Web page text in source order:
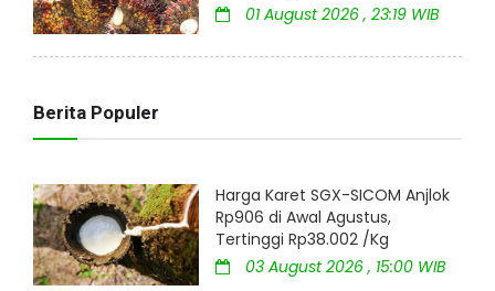
01 August 2026 , 23:19 WIB
Berita Populer
Harga Karet SGX-SICOM Anjlok
Rp906 di Awal Agustus,
Tertinggi Rp38.002 /Kg
03 August 2026 , 15:00 WIB